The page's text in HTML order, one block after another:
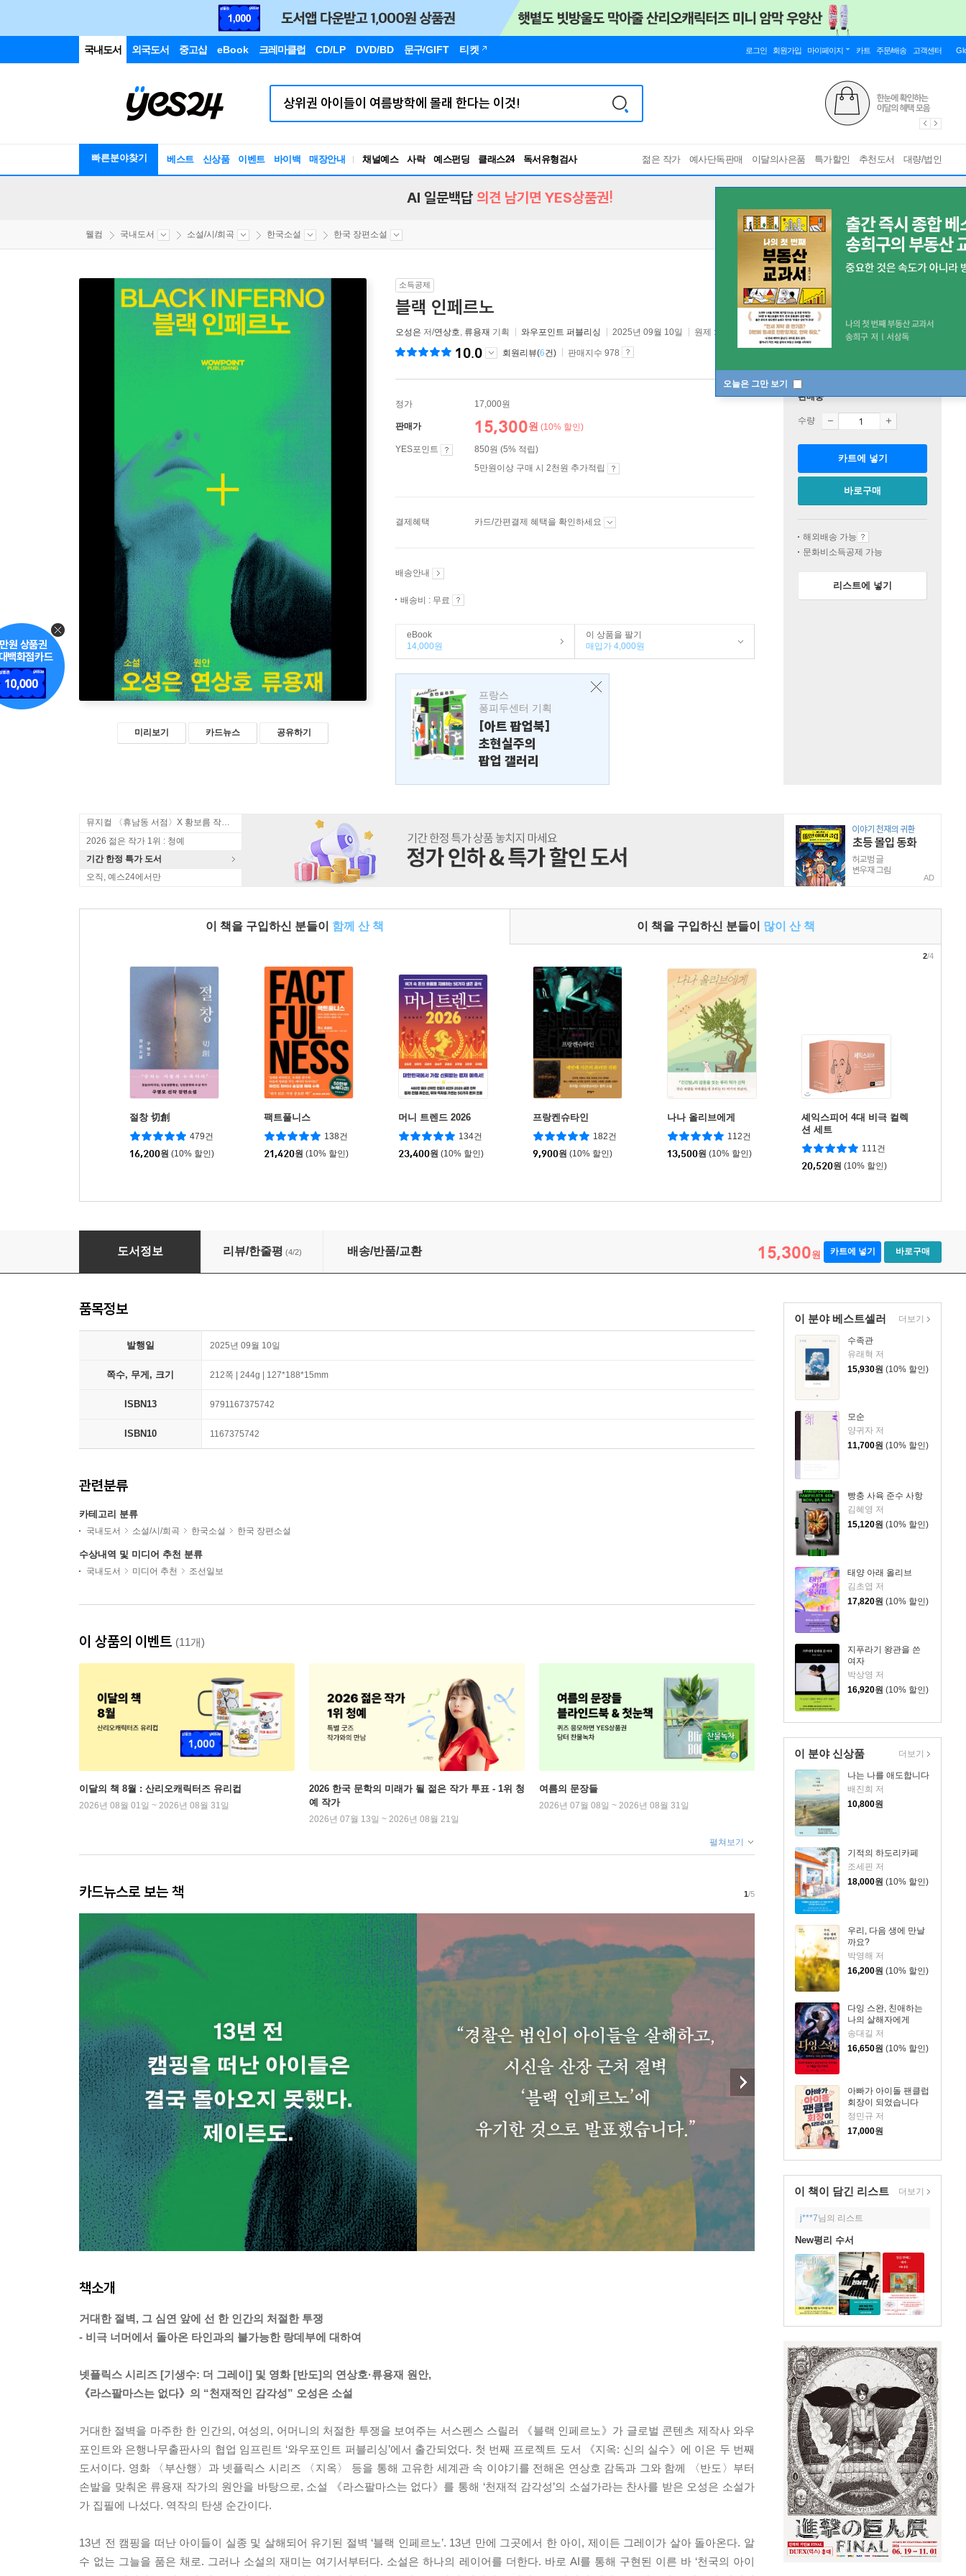
국내도서 외국도서 중고샵 eBook 크레마클럽 CD/LP DVD/BD 문구/GIFT 티켓 로그인 회원가입 마이페이지 카트 주문/배송 고객센터
빠른분야찾기 베스트 신상품 이벤트 바이백 매장안내 채널예스 사락 예스펀딩 클래스24
RBTI Lab
독서유형검사
젊은 작가 예사단독판매 이달의사은품 특가할인 추천도서 대량/법인
오늘은 그만 보기
AI 일문백답 의견 남기면 YES상품권!
웰컴 국내도서 소설/시/희곡 한국소설 한국 장편소설
미리보기 카드뉴스 공유하기
소득공제
블랙 인페르노
오성은 저/연상호, 류용재 기획 와우포인트 퍼블리싱 2025년 09월 10일 원제 : BLACK INFERNO
10.0 회원리뷰(6건) 판매지수 978
정가 17,000원
판매가 15,300원 (10% 할인)
YES포인트
850원 (5% 적립)
5만원이상 구매 시 2천원 추가적립
결제혜택 카드/간편결제 혜택을 확인하세요
배송안내
배송비 : 무료
eBook
14,000원
이 상품을 팔기
매입가 4,000원
프랑스
퐁피두센터 기획
[아트 팝업북]
초현실주의
팝업 갤러리
판매중
수량
카트에 넣기
바로구매
해외배송 가능
문화비소득공제 가능
리스트에 넣기
뮤지컬 〈휴남동 서점〉X 황보름 작가 북토크
2026 젊은 작가 1위 : 청예
기간 한정 특가 도서
오직, 예스24에서만
AD
이 책을 구입하신 분들이 함께 산 책 이 책을 구입하신 분들이 많이 산 책
절창 切創
479건
16,200원 (10% 할인)
팩트풀니스
138건
21,420원 (10% 할인)
머니 트렌드 2026
134건
23,400원 (10% 할인)
프랑켄슈타인
182건
9,900원 (10% 할인)
나나 올리브에게
112건
13,500원 (10% 할인)
셰익스피어 4대 비극 컬렉
션 세트
111건
20,520원 (10% 할인)
2/4
블랙 인페르노
도서정보 리뷰/한줄평 (4/2) 배송/반품/교환 15,300원 카트에 넣기 바로구매
이 분야 베스트셀러
수족관
유래혁 저
15,930원 (10% 할인)
모순
양귀자 저
11,700원 (10% 할인)
빵충 사육 준수 사항
김혜영 저
15,120원 (10% 할인)
태양 아래 올리브
김초엽 저
17,820원 (10% 할인)
지푸라기 왕관을 쓴
여자
박상영 저
16,920원 (10% 할인)
더보기
이 분야 신상품
나는 나를 애도합니다
배진희 저
10,800원
기적의 하도리카페
조세핀 저
18,000원 (10% 할인)
우리, 다음 생에 만날
까요?
박영해 저
16,200원 (10% 할인)
다잉 스완, 친애하는
나의 살해자에게
송대길 저
16,650원 (10% 할인)
아빠가 아이돌 팬클럽
회장이 되었습니다
정민규 저
17,000원
더보기
이 책이 담긴 리스트 더보기
j***7님의 리스트
New평리 수서
품목정보
발행일 2025년 09월 10일
쪽수, 무게, 크기 212쪽 | 244g | 127*188*15mm
ISBN13 9791167375742
ISBN10 1167375742
관련분류
카테고리 분류
국내도서 소설/시/희곡 한국소설 한국 장편소설
수상내역 및 미디어 추천 분류
국내도서 미디어 추천 조선일보
이 상품의 이벤트 (11개)
이달의 책 8월 : 산리오캐릭터즈 유리컵
2026년 08월 01일 ~ 2026년 08월 31일
2026 한국 문학의 미래가 될 젊은 작가 투표 - 1위 청
예 작가
2026년 07월 13일 ~ 2026년 08월 21일
여름의 문장들
2026년 07월 08일 ~ 2026년 08월 31일
펼쳐보기
카드뉴스로 보는 책 1/5
책소개
거대한 절벽, 그 심연 앞에 선 한 인간의 처절한 투쟁
- 비극 너머에서 돌아온 타인과의 불가능한 랑데부에 대하여
넷플릭스 시리즈 [기생수: 더 그레이] 및 영화 [반도]의 연상호·류용재 원안,
《라스팔마스는 없다》의 “천재적인 감각성” 오성은 소설
거대한 절벽을 마주한 한 인간의, 여성의, 어머니의 처절한 투쟁을 보여주는 서스펜스 스릴러 《블랙 인페르노》가 글로벌 콘텐츠 제작사 와우
포인트와 은행나무출판사의 협업 임프린트 ‘와우포인트 퍼블리싱’에서 출간되었다. 첫 번째 프로젝트 도서 《지옥: 신의 실수》에 이은 두 번째
도서이다. 영화 〈부산행〉과 넷플릭스 시리즈 〈지옥〉 등을 통해 고유한 세계관 속 이야기를 전해온 연상호 감독과 그와 함께 〈반도〉부터
손발을 맞춰온 류용재 작가의 원안을 바탕으로, 소설 《라스팔마스는 없다》를 통해 ‘천재적 감각성’의 소설가라는 찬사를 받은 오성은 소설가
가 집필에 나섰다. 역작의 탄생 순간이다.
13년 전 캠핑을 떠난 아이들이 실종 및 살해되어 유기된 절벽 ‘블랙 인페르노’. 13년 만에 그곳에서 한 아이, 제이든 그레이가 살아 돌아온다. 알
수 없는 그늘을 품은 채로. 그러나 소설의 재미는 여기서부터다. 소설은 하나의 레이어를 더한다. 바로 AI를 통해 구현된 이른 바 ‘천국의 아이